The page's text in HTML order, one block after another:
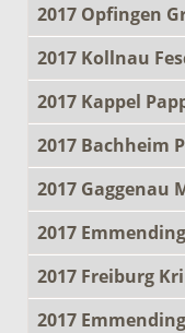
2017 Opfingen
2017 Kollnau
2017 Kappel
2017 Bachheim
2017 Gaggenau
2017
2017 Freiburg
2017